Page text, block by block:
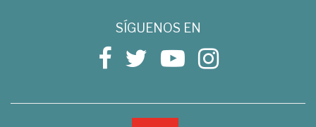
SÍGUENOS EN